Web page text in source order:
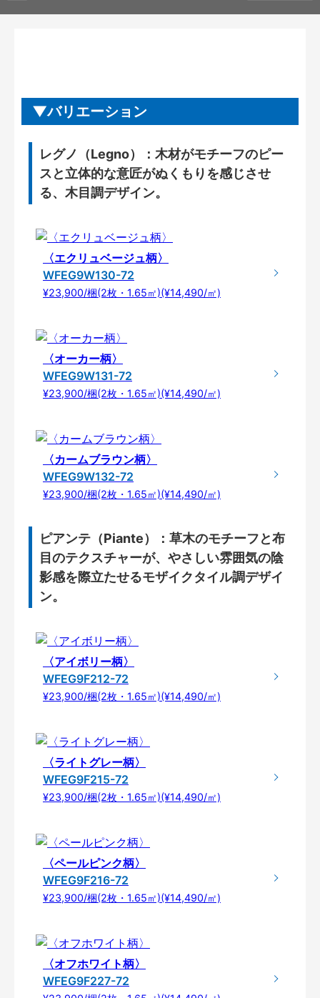
バリエーション
レグノ（Legno）：木材がモチーフのピー
スと立体的な意匠がぬくもりを感じさせ
る、木目調デザイン。
〈エクリュベージュ柄〉
WFEG9W130-72
¥23,900/梱(2枚・1.65㎡)(¥14,490/㎡)
〈オーカー柄〉
WFEG9W131-72
¥23,900/梱(2枚・1.65㎡)(¥14,490/㎡)
〈カームブラウン柄〉
WFEG9W132-72
¥23,900/梱(2枚・1.65㎡)(¥14,490/㎡)
ピアンテ（Piante）：草木のモチーフと布
目のテクスチャーが、やさしい雰囲気の陰
影感を際立たせるモザイクタイル調デザイ
ン。
〈アイボリー柄〉
WFEG9F212-72
¥23,900/梱(2枚・1.65㎡)(¥14,490/㎡)
〈ライトグレー柄〉
WFEG9F215-72
¥23,900/梱(2枚・1.65㎡)(¥14,490/㎡)
〈ペールピンク柄〉
WFEG9F216-72
¥23,900/梱(2枚・1.65㎡)(¥14,490/㎡)
〈オフホワイト柄〉
WFEG9F227-72